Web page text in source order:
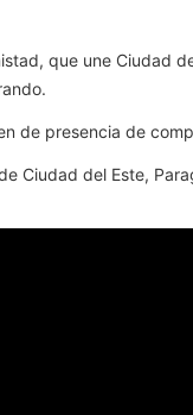
que une Ciudad
de presencia de
Ciudad del Este,